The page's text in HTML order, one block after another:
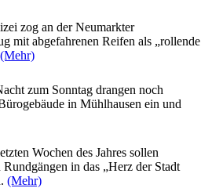
zog an der Neumarkter
mit abgefahrenen Reifen als „rollende
(Mehr)
zum Sonntag drangen noch
in Mühlhausen ein und
Wochen des Jahres sollen
in das „Herz der Stadt
(Mehr)